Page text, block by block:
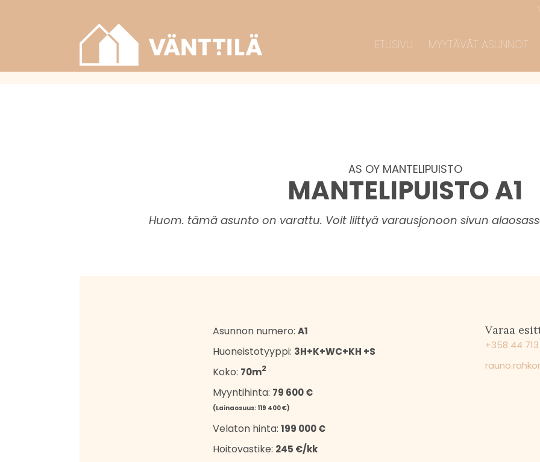
ETUSIVU MYYTÄVÄT ASUNNOT
AS OY MANTELIPUISTO
MANTELIPUISTO A1
Huom. tämä asunto on varattu. Voit liittyä varausjonoon sivun
Asunnon numero:A1
Huoneistotyyppi: 3H+K+WC+KH +S
Koko: 70m2
Myyntihinta: 79 600 €
(Lainaosuus: 119 400 €)
Velaton hinta:199 000 €
Hoitovastike: 245 €/kk
Varaa
+358 44